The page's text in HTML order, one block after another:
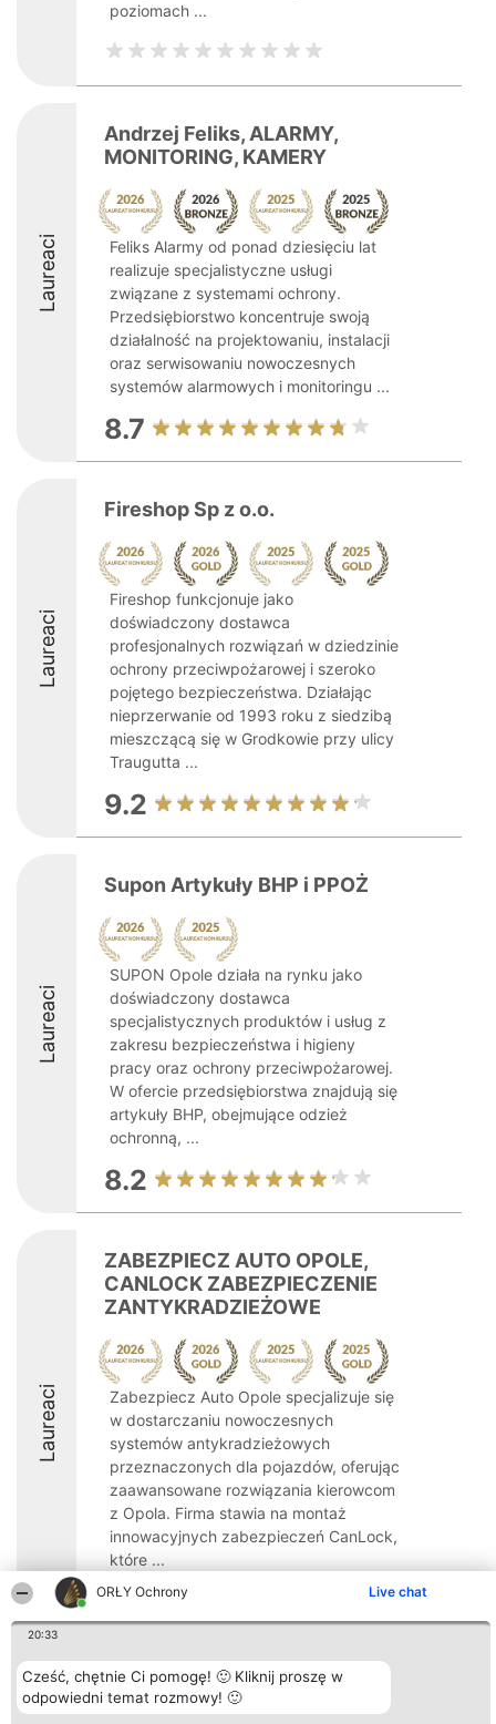
ORŁY Ochrony Live chat
20:33
Cześć, chętnie Ci pomogę! 🙂 Kliknij proszę w
odpowiedni temat rozmowy! 🙂
poziomach ...
Laureaci
Andrzej Feliks, ALARMY,
MONITORING, KAMERY
Feliks Alarmy od ponad dziesięciu lat
realizuje specjalistyczne usługi
związane z systemami ochrony.
Przedsiębiorstwo koncentruje swoją
działalność na projektowaniu, instalacji
oraz serwisowaniu nowoczesnych
systemów alarmowych i monitoringu ...
8.7
Laureaci
Fireshop Sp z o.o.
Fireshop funkcjonuje jako
doświadczony dostawca
profesjonalnych rozwiązań w dziedzinie
ochrony przeciwpożarowej i szeroko
pojętego bezpieczeństwa. Działając
nieprzerwanie od 1993 roku z siedzibą
mieszczącą się w Grodkowie przy ulicy
Traugutta ...
9.2
Laureaci
Supon Artykuły BHP i PPOŻ
SUPON Opole działa na rynku jako
doświadczony dostawca
specjalistycznych produktów i usług z
zakresu bezpieczeństwa i higieny
pracy oraz ochrony przeciwpożarowej.
W ofercie przedsiębiorstwa znajdują się
artykuły BHP, obejmujące odzież
ochronną, ...
8.2
Laureaci
ZABEZPIECZ AUTO OPOLE,
CANLOCK ZABEZPIECZENIE
ZANTYKRADZIEŻOWE
Zabezpiecz Auto Opole specjalizuje się
w dostarczaniu nowoczesnych
systemów antykradzieżowych
przeznaczonych dla pojazdów, oferując
zaawansowane rozwiązania kierowcom
z Opola. Firma stawia na montaż
innowacyjnych zabezpieczeń CanLock,
które ...
10
Organizator plebiscytu
Bright Side Solutions sp. z o.
o. sp. k.
Plebiscyt
Laureaci
Lista
Kontakt